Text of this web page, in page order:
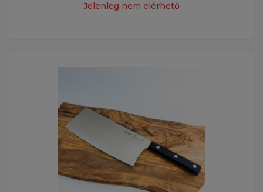
Jelenleg nem elérhető